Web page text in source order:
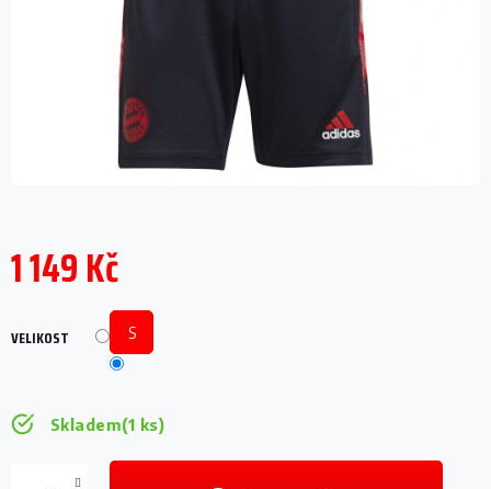
1 149 Kč
cena:
Skladem(1 ks)
VELIKOST S